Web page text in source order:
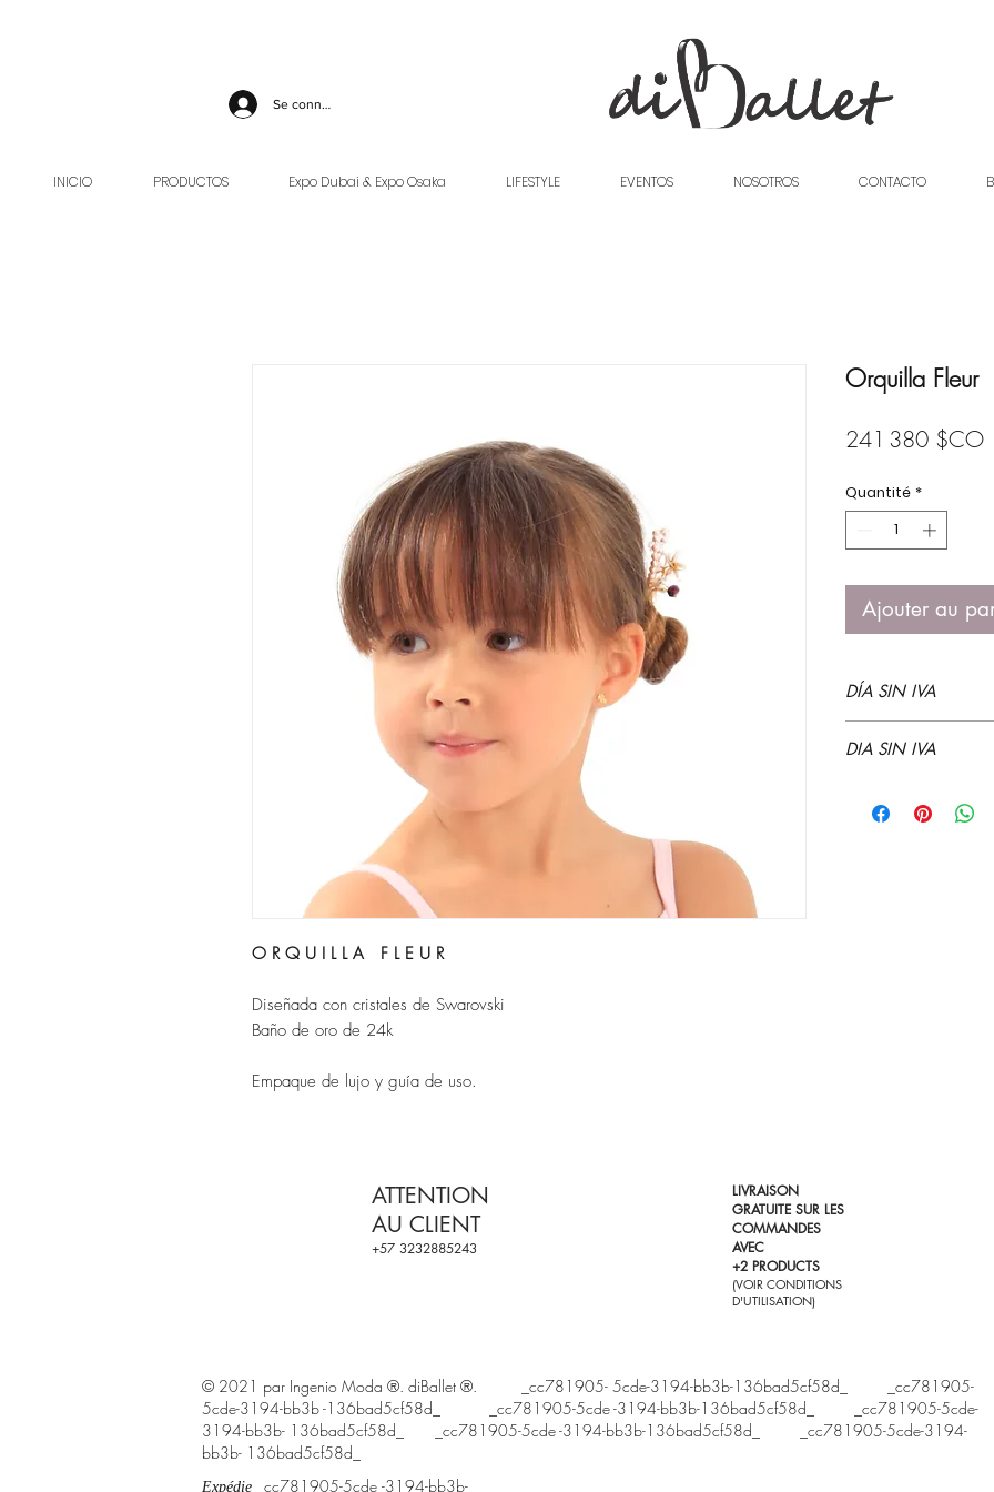
Se connecter
INICIO PRODUCTOS Expo Dubai & Expo Osaka LIFESTYLE EVENTOS NOSOTROS CONTACTO
O R Q U I L L A F L E U R
Diseñada con cristales de Swarovski
Baño de oro de 24k
Empaque de lujo y guía de uso.
Orquilla Fleur
241 380 $CO
Quantité *
Ajouter au
DÍA SIN IVA
DIA SIN IVA
ATTENTION
AU CLIENT
+57 3232885243
LIVRAISON
GRATUITE SUR LES
COMMANDES
AVEC
+2 PRODUCTS
(VOIR CONDITIONS
D'UTILISATION)
© 2021 par Ingenio Moda ®. diBallet ®. _cc781905- 5cde-3194-bb3b-136bad5cf58d_ _cc781905-
5cde-3194-bb3b -136bad5cf58d_ _cc781905-5cde -3194-bb3b-136bad5cf58d_ _cc781905-5cde-
3194-bb3b- 136bad5cf58d_ _cc781905-5cde -3194-bb3b-136bad5cf58d_ _cc781905-5cde-3194-
bb3b- 136bad5cf58d_
Expédie _cc781905-5cde -3194-bb3b-